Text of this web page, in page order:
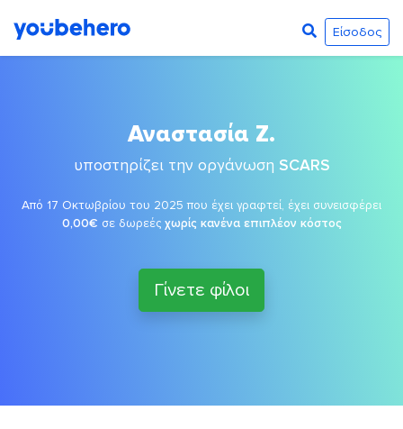
Είσοδος
Αναστασία Ζ.
υποστηρίζει την οργάνωση SCARS
Από 17 Οκτωβρίου του 2025 που έχει γραφτεί, έχει συνεισφέρει
0,00€ σε δωρεές χωρίς κανένα επιπλέον κόστος
Γίνετε φίλοι